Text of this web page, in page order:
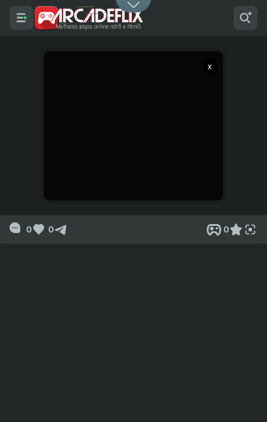
x
0 0 0